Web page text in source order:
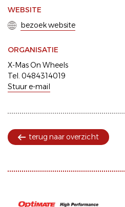
WEBSITE
bezoek website
ORGANISATIE
X-Mas On Wheels
Tel. 0484314019
Stuur e-mail
terug naar overzicht